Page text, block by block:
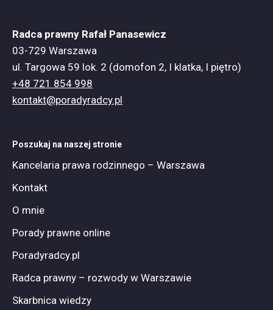
Radca prawny Rafał Panasewicz
03-729 Warszawa
ul. Targowa 59 lok. 2 (domofon 2, I klatka, I piętro)
+48 721 854 998
kontakt@poradyradcy.pl
Poszukaj na naszej stronie
Kancelaria prawa rodzinnego – Warszawa
Kontakt
O mnie
Porady prawne online
Poradyradcy.pl
Radca prawny – rozwody w Warszawie
Skarbnica wiedzy